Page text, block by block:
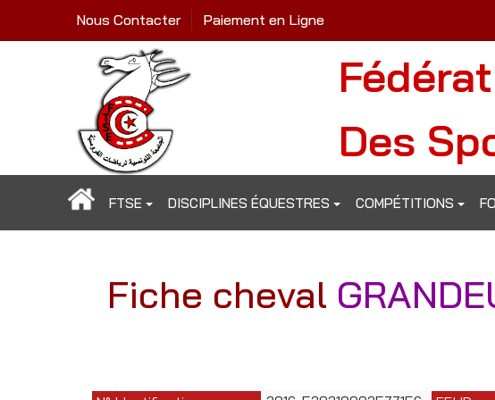
Nous Contacter Paiement en Ligne
Des
FTSE DISCIPLINES ÉQUESTRES COMPÉTITIONS
Fiche cheval